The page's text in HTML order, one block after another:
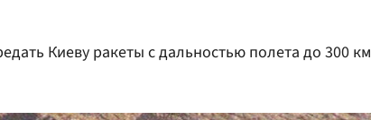
Киеву ракеты с дальностью полета до 300 км